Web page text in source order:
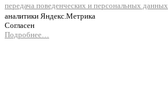
передача поведенческих и персональных данных
аналитики Яндекс.Метрика
Согласен
Подробнее…